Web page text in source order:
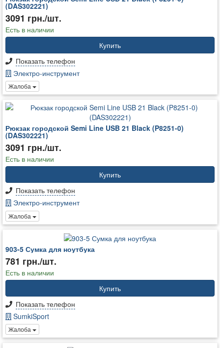
(DAS302221)
3091 грн./шт.
Есть в наличии
Купить
Показать телефон
Электро-инструмент
Жалоба
Рюкзак городской Semi Line USB 21 Black (P8251-0)
(DAS302221)
3091 грн./шт.
Есть в наличии
Купить
Показать телефон
Электро-инструмент
Жалоба
903-5 Сумка для ноутбука
781 грн./шт.
Есть в наличии
Купить
Показать телефон
SumkiSport
Жалоба